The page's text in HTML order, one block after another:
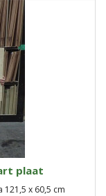
plaat
x 60,5 cm